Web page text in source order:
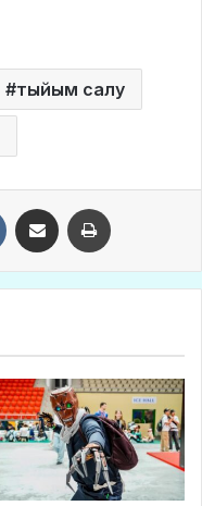
тыйым салу